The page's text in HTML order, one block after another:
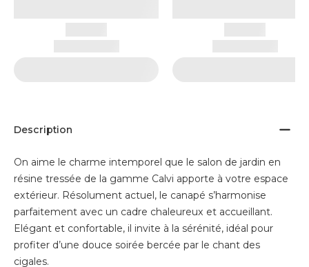
Description
On aime le charme intemporel que le salon de jardin en
résine tressée de la gamme Calvi apporte à votre espace
extérieur. Résolument actuel, le canapé s’harmonise
parfaitement avec un cadre chaleureux et accueillant.
Elégant et confortable, il invite à la sérénité, idéal pour
profiter d’une douce soirée bercée par le chant des
cigales.